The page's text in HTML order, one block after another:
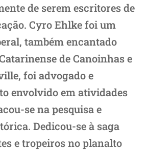
de serem escritores de
Cyro Ehlke foi um
também encantado
de Canoinhas e
foi advogado e
envolvido em atividades
se na pesquisa e
Dedicou-se à saga
e tropeiros no planalto